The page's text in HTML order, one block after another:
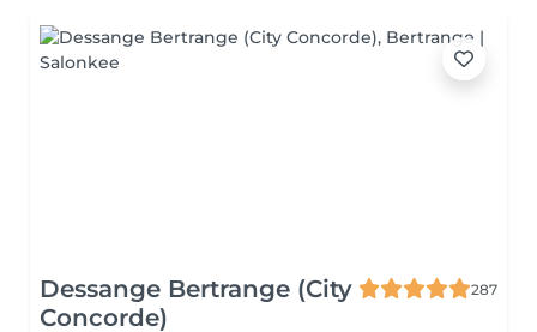
Dessange Bertrange (City
Concorde)
287